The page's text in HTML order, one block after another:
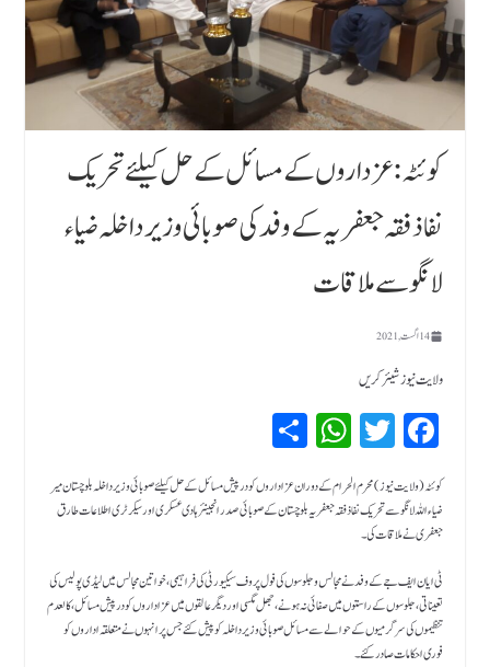
کوئٹہ : عزداروں کے مسائل کے حل کیلئے تحریک
نفاذ فقہ جعفریہ کے وفد کی صوبائی وزیر داخلہ ضیاء
لانگو سے ملاقات
14 اگست, 2021
ولایت نیوز شیئر کریں
Fa
bo
ok
T
wi
tte
W
sA
Sh
ar
e
کوئٹہ (ولایت نیوز )‏ محرم الحرام کے دوران عزاداروں کو درپیش مسائل کے حل کیلئے صوبائی وزیر داخلہ بلوچستان میر
ضیاء اللہ لانگو سے تحریک نفاذ فقہ جعفریہ بلوچستان کے صوبائی صدر انجینئر ہادی عسکری اور سیکرٹری اطلاعات طارق
جعفری نے ملاقات کی۔
ٹی ایان ایف جے کے وفد نے مجالس و جلوسوں کی فول پروف سیکیورٹی کی فراہیمی ، خواتین مجالس میں لیڈی پولیس کی
تعیناتی ، جلوسوں کے راستوں میں صفائی نہ ہونے ، جھل مگسی اور دیگر عالقوں میں عزاداروں کو درپیش مسائل ، کالعدم
تنظیموں کی سرگرمیوں کے حوالے سے مسائل صوبائی وزیر داخلہ کو پیش کئے جس پر انہوں نے متعلقہ اداروں کو
فوری احکامات صادر کئے ۔